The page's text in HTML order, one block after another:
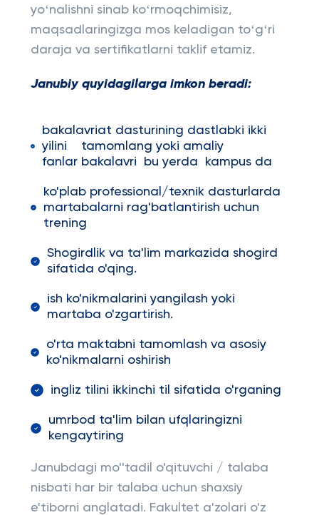
yoʻnalishni sinab koʻrmoqchimisiz,
maqsadlaringizga mos keladigan toʻgʻri
daraja va sertifikatlarni taklif etamiz.
Janubiy quyidagilarga imkon beradi:
bakalavriat dasturining dastlabki ikki
yilini tamomlang yoki amaliy
fanlar bakalavri bu yerda kampus da
ko'plab professional/texnik dasturlarda
martabalarni rag'batlantirish uchun
trening
Shogirdlik va ta'lim markazida shogird
sifatida o'qing.
ish ko'nikmalarini yangilash yoki
martaba o'zgartirish.
o'rta maktabni tamomlash va asosiy
ko'nikmalarni oshirish
ingliz tilini ikkinchi til sifatida o'rganing
umrbod ta'lim bilan ufqlaringizni
kengaytiring
Janubdagi mo''tadil o'qituvchi / talaba
nisbati har bir talaba uchun shaxsiy
e'tiborni anglatadi. Fakultet a'zolari o'z